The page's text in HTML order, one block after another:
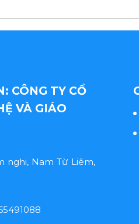
CÔNG TY CỔ
VÀ GIÁO
nghi, Nam Từ Liêm,